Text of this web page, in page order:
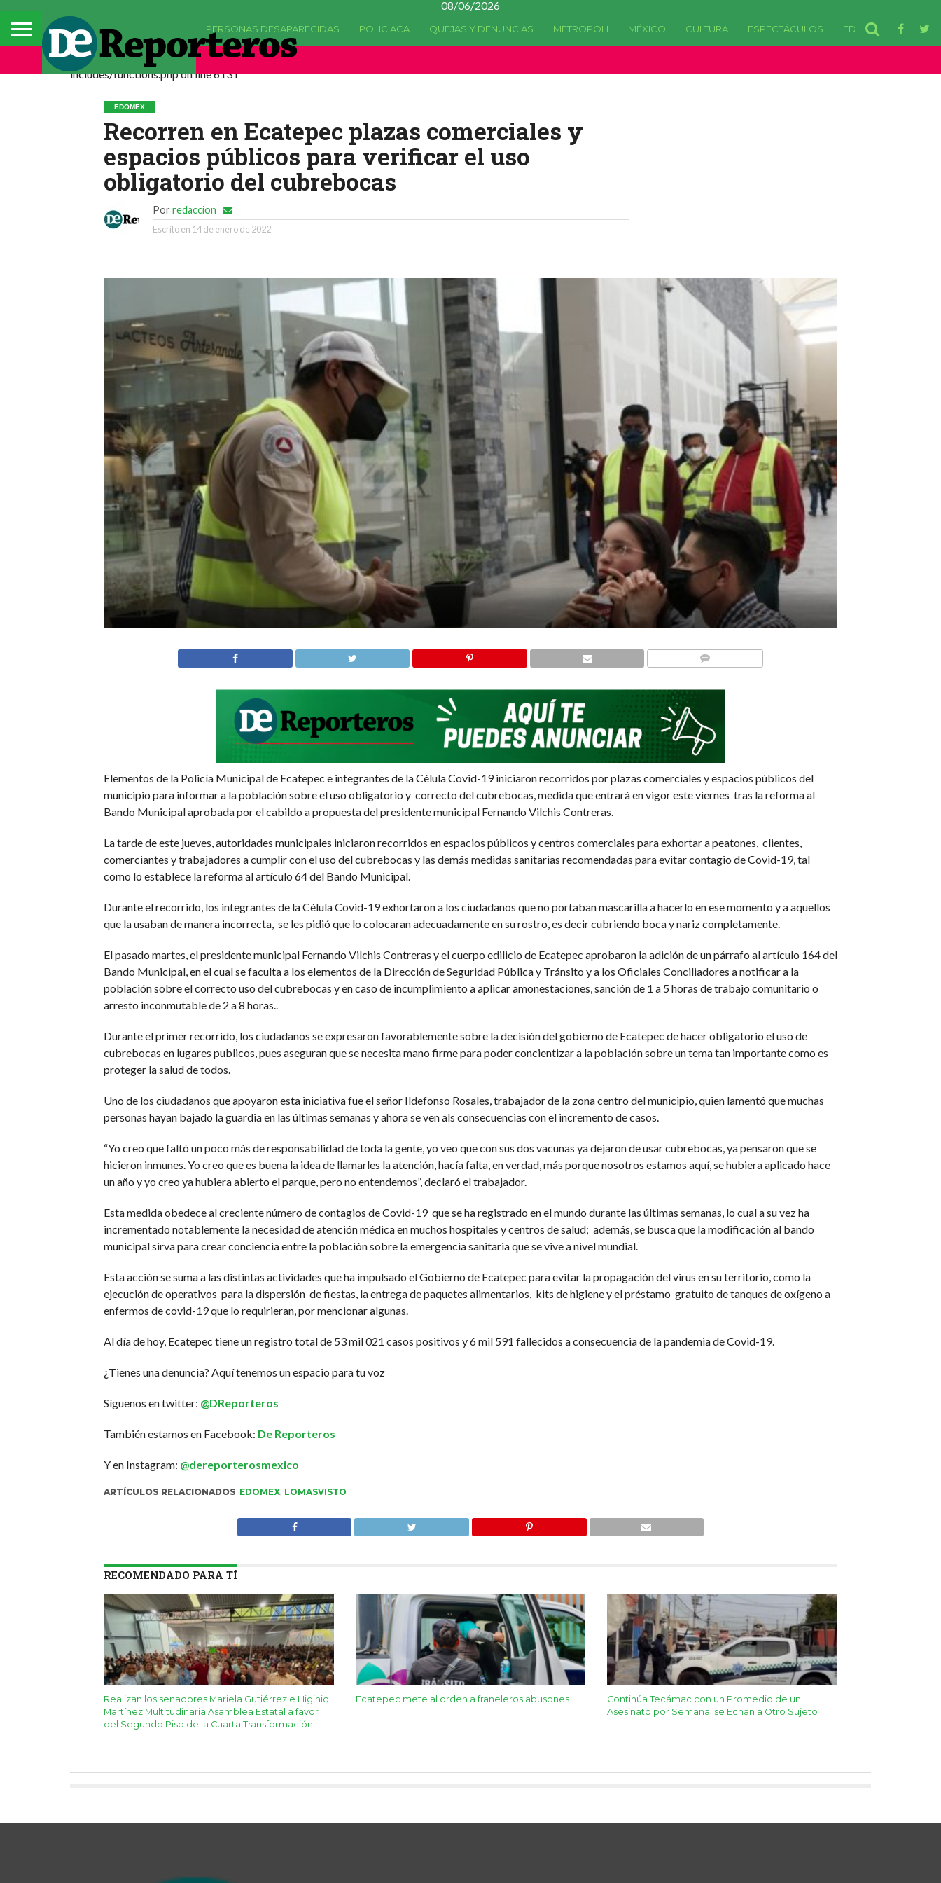
08/06/2026
PERSONAS DESAPARECIDAS POLICIACA QUEJAS Y DENUNCIAS METROPOLI MÉXICO CULTURA ESPECTÁCULOS EDOMEX
Deprecated: La función comments_popup_script ha quedado
includes/functions.php on line 6131
EDOMEX
Recorren en Ecatepec plazas comerciales y
espacios públicos para verificar el uso
obligatorio del cubrebocas
Por redaccion
Escrito en 14 de enero de 2022
Elementos de la Policía Municipal de Ecatepec e integrantes de la Célula Covid-19 iniciaron recorridos por plazas comerciales y espacios públicos del
municipio para informar a la población sobre el uso obligatorio y correcto del cubrebocas, medida que entrará en vigor este viernes tras la reforma al
Bando Municipal aprobada por el cabildo a propuesta del presidente municipal Fernando Vilchis Contreras.
La tarde de este jueves, autoridades municipales iniciaron recorridos en espacios públicos y centros comerciales para exhortar a peatones, clientes,
comerciantes y trabajadores a cumplir con el uso del cubrebocas y las demás medidas sanitarias recomendadas para evitar contagio de Covid-19, tal
como lo establece la reforma al artículo 64 del Bando Municipal.
Durante el recorrido, los integrantes de la Célula Covid-19 exhortaron a los ciudadanos que no portaban mascarilla a hacerlo en ese momento y a aquellos
que la usaban de manera incorrecta, se les pidió que lo colocaran adecuadamente en su rostro, es decir cubriendo boca y nariz completamente.
El pasado martes, el presidente municipal Fernando Vilchis Contreras y el cuerpo edilicio de Ecatepec aprobaron la adición de un párrafo al artículo 164 del
Bando Municipal, en el cual se faculta a los elementos de la Dirección de Seguridad Pública y Tránsito y a los Oficiales Conciliadores a notificar a la
población sobre el correcto uso del cubrebocas y en caso de incumplimiento a aplicar amonestaciones, sanción de 1 a 5 horas de trabajo comunitario o
arresto inconmutable de 2 a 8 horas..
Durante el primer recorrido, los ciudadanos se expresaron favorablemente sobre la decisión del gobierno de Ecatepec de hacer obligatorio el uso de
cubrebocas en lugares publicos, pues aseguran que se necesita mano firme para poder concientizar a la población sobre un tema tan importante como es
proteger la salud de todos.
Uno de los ciudadanos que apoyaron esta iniciativa fue el señor Ildefonso Rosales, trabajador de la zona centro del municipio, quien lamentó que muchas
personas hayan bajado la guardia en las últimas semanas y ahora se ven als consecuencias con el incremento de casos.
“Yo creo que faltó un poco más de responsabilidad de toda la gente, yo veo que con sus dos vacunas ya dejaron de usar cubrebocas, ya pensaron que se
hicieron inmunes. Yo creo que es buena la idea de llamarles la atención, hacía falta, en verdad, más porque nosotros estamos aquí, se hubiera aplicado hace
un año y yo creo ya hubiera abierto el parque, pero no entendemos”, declaró el trabajador.
Esta medida obedece al creciente número de contagios de Covid-19 que se ha registrado en el mundo durante las últimas semanas, lo cual a su vez ha
incrementado notablemente la necesidad de atención médica en muchos hospitales y centros de salud; además, se busca que la modificación al bando
municipal sirva para crear conciencia entre la población sobre la emergencia sanitaria que se vive a nivel mundial.
Esta acción se suma a las distintas actividades que ha impulsado el Gobierno de Ecatepec para evitar la propagación del virus en su territorio, como la
ejecución de operativos para la dispersión de fiestas, la entrega de paquetes alimentarios, kits de higiene y el préstamo gratuito de tanques de oxígeno a
enfermos de covid-19 que lo requirieran, por mencionar algunas.
Al día de hoy, Ecatepec tiene un registro total de 53 mil 021 casos positivos y 6 mil 591 fallecidos a consecuencia de la pandemia de Covid-19.
¿Tienes una denuncia? Aquí tenemos un espacio para tu voz
Síguenos en twitter: @DReporteros
También estamos en Facebook: De Reporteros
Y en Instagram: @dereporterosmexico
ARTÍCULOS RELACIONADOS EDOMEX, LOMASVISTO
RECOMENDADO PARA TÍ
Realizan los senadores Mariela Gutiérrez e Higinio
Martínez Multitudinaria Asamblea Estatal a favor
del Segundo Piso de la Cuarta Transformación
Ecatepec mete al orden a franeleros abusones
Continúa Tecámac con un Promedio de un
Asesinato por Semana; se Echan a Otro Sujeto